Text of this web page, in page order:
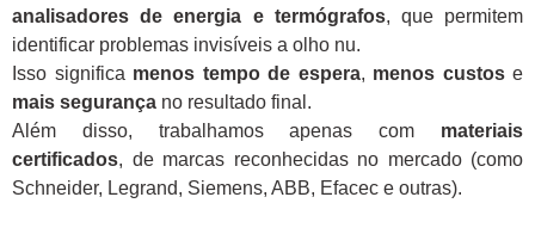
analisadores de energia e termógrafos, que permitem
identificar problemas invisíveis a olho nu.
Isso significa menos tempo de espera, menos custose
mais segurança no resultado final.
Além disso, trabalhamos apenas com materiais
certificados, de marcas reconhecidas no mercado (como
Schneider, Legrand, Siemens, ABB, Efacec e outras).